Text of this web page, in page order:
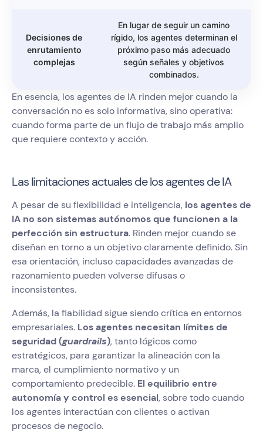
Decisiones de
enrutamiento
complejas
En lugar de seguir un camino
rígido, los agentes determinan el
próximo paso más adecuado
según señales y objetivos
combinados.
En esencia, los agentes de IA rinden mejor cuando la
conversación no es solo informativa, sino operativa:
cuando forma parte de un flujo de trabajo más amplio
que requiere contexto y acción.
Las limitaciones actuales de los agentes de IA
A pesar de su flexibilidad e inteligencia, los agentes de
IA no son sistemas autónomos que funcionen a la
perfección sin estructura. Rinden mejor cuando se
diseñan en torno a un objetivo claramente definido. Sin
esa orientación, incluso capacidades avanzadas de
razonamiento pueden volverse difusas o
inconsistentes.
Además, la fiabilidad sigue siendo crítica en entornos
empresariales. Los agentes necesitan límites de
seguridad (guardrails), tanto lógicos como
estratégicos, para garantizar la alineación con la
marca, el cumplimiento normativo y un
comportamiento predecible. El equilibrio entre
autonomía y control es esencial, sobre todo cuando
los agentes interactúan con clientes o activan
procesos de negocio.